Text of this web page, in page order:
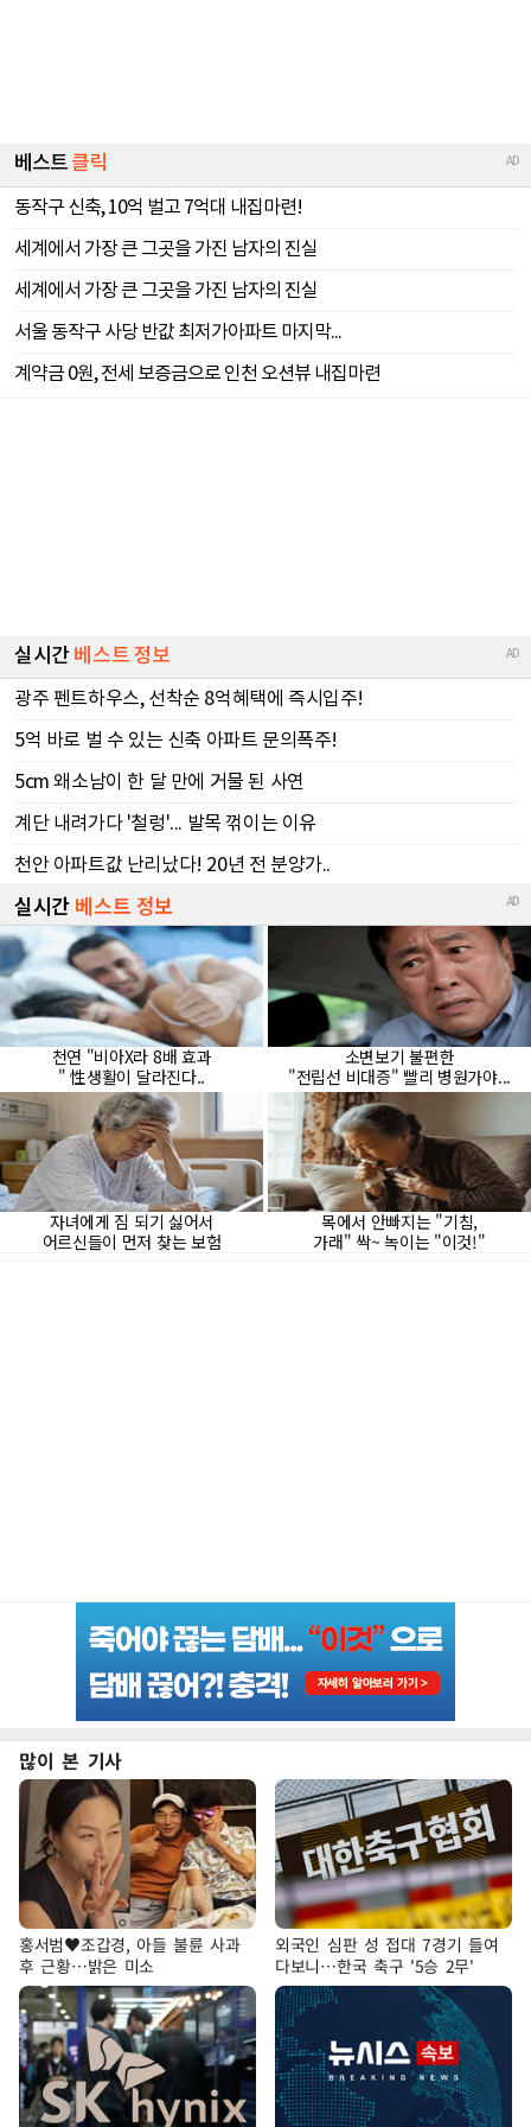
많이 본 기사
홍서범♥조갑경, 아들 불륜 사과
후 근황…밝은 미소
외국인 심판 성 접대 7경기 들여
다보니…한국 축구 '5승 2무'